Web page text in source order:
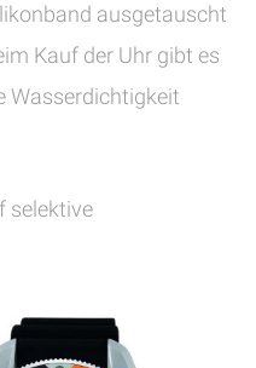
ausgetauscht
Kauf der Uhr gibt es
Wasserdichtigkeit
selektive